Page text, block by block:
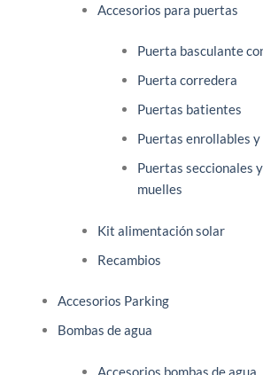
Accesorios para puertas
Puerta basculante
Puerta corredera
Puertas batientes
Puertas enrollables y
Puertas seccionales
muelles
Kit alimentación solar
Recambios
Accesorios Parking
Bombas de agua
Accesorios bombas de agua